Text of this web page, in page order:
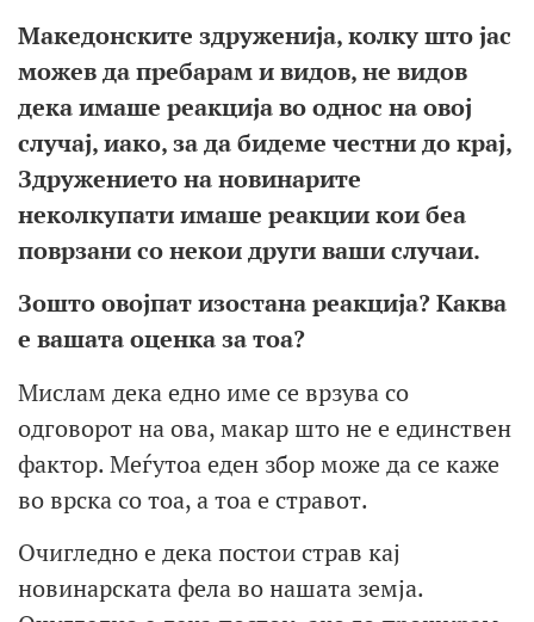
Македонските здруженија, колку штојас
можев да пребарам и видов, не видов
дека имаше реакција во однос на овој
случај, иако,за да бидеме честни до крај,
Здружението на новинарите
неколкупатиимаше реакциикои беа
поврзани сонекои други вашислучаи.
Зошто овојпат изостанареакција?Каква
е вашата оценка за тоа?
Мислам дека едно име се врзува со
одговорот на ова, макар што не е единствен
фактор. Меѓутоа еден збор може да се каже
во врска со тоа, а тоа е стравот.
Очигледно е дека постои страв кај
новинарската фела во нашата земја.